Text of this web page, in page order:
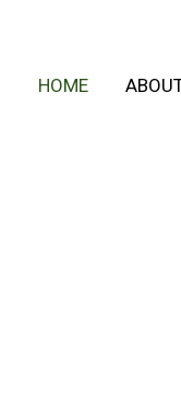
HOME